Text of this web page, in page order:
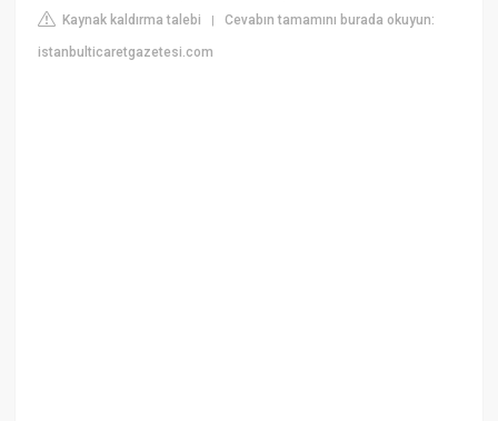
Kaynak kaldırma talebi |Cevabın tamamını burada okuyun:
istanbulticaretgazetesi.com